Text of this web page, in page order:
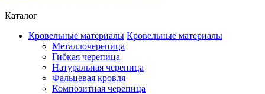
Каталог
Кровельные материалы Кровельные материалы
Металлочерепица
Гибкая черепица
Натуральная черепица
Фальцевая кровля
Композитная черепица